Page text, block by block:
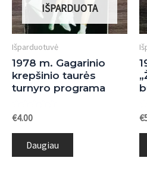
IŠPARDUOTA
Išparduotuvė
1978 m. Gagarinio
krepšinio taurės
turnyro programa
Įvertinimas:
iš
€4.00
Daugiau
iš
€